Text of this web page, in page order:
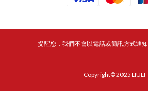
提醒您，我們不會以電話或簡訊方式通知
Copyright© 2025 LIULI